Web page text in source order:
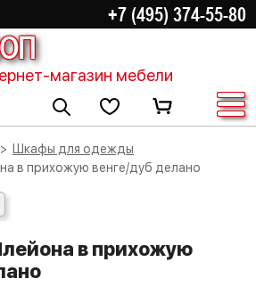
+7 (495) 374-55-80
магазин мебели
Шкафы для одежды
в прихожую венге/дуб делано